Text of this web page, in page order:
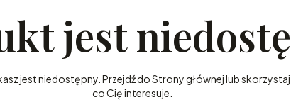
jest
jest niedostępny. Przejdź do Strony głównej lub skorzystaj
co Cię interesuje.